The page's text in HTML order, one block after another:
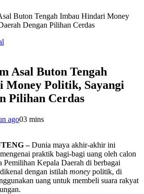
Buton Tengah Imbau Hindari Money
Dengan Pilihan Cerdas
Asal Buton Tengah
Money Politik, Sayangi
Pilihan Cerdas
ago03 mins
–Dunia maya akhir-akhir ini
praktik bagi-bagi uang oleh calon
Pemilihan Kepala Daerah di berbagai
dengan istilah money politik, di
uang untuk membeli suara rakyat